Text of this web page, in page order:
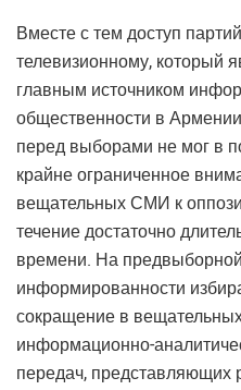
Вместе с тем доступ
телевизионному, который
главным источником
общественности в
перед выборами не мог в
крайне ограниченное
вещательных СМИ к
течение достаточно
времени. На
информированности
сокращение в
информационно-
передач, представляющих